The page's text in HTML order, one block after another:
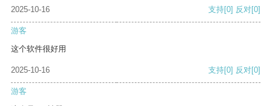
2025-10-16 支持[0] 反对[0]
游客
这个软件很好用
2025-10-16 支持[0] 反对[0]
游客